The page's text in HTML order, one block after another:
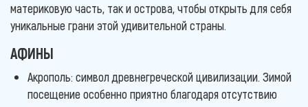
материковую часть, так и острова, чтобы открыть для себя
уникальные грани этой удивительной страны.
АФИНЫ
Акрополь: символ древнегреческой цивилизации. Зимой
посещение особенно приятно благодаря отсутствию